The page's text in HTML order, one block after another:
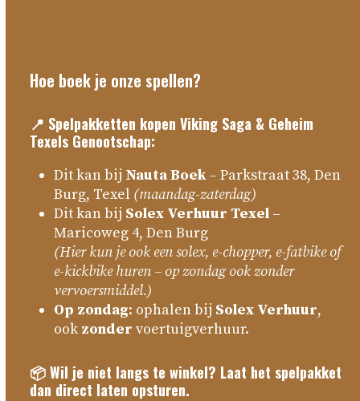
Hoe boek je onze spellen?
📍 Spelpakketten kopen Viking Saga & Geheim
Texels Genootschap:
Dit kan bij Nauta Boek– Parkstraat 38, Den
Burg, Texel (maandag-zaterdag)
Dit kan bij Solex Verhuur Texel –
Maricoweg 4, Den Burg
(Hier kun je ook een solex, e-chopper, e-fatbike of
e-kickbike huren – op zondag ook zonder
vervoersmiddel.)
Op zondag: ophalen bij Solex Verhuur,
ook zonder voertuigverhuur.
📦 Wil je niet langs te winkel? Laat het spelpakket
dan direct laten opsturen.